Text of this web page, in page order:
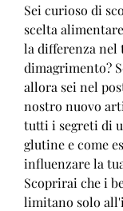
Sei curioso di
scelta
la differenza nel
dimagrimento?
allora sei nel
nostro nuovo
tutti i segreti di
glutine e come
influenzare la
Scoprirai che i
limitano solo